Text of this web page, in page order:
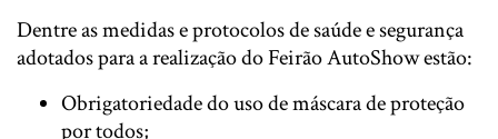
Dentre as medidas e protocolos de saúde e segurança
adotados para a realização do Feirão AutoShow estão:
Obrigatoriedade do uso de máscara de proteção
por todos;